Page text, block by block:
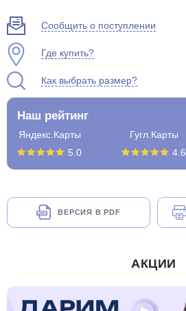
Сообщить о поступлении
Где купить?
Как выбрать размер?
Наш рейтинг
Яндекс.Карты
5.0
Гугл.Карты
4.6
ВЕРСИЯ В PDF
АКЦИИ